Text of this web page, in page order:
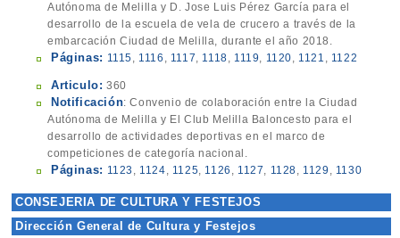
Autónoma de Melilla y D. Jose Luis Pérez García para el
desarrollo de la escuela de vela de crucero a través de la
embarcación Ciudad de Melilla, durante el año 2018.
Páginas: 1115, 1116 , 1117, 1118, 1119, 1120, 1121 , 1122
Articulo: 360
Notificación: Convenio de colaboración entre la Ciudad
Autónoma de Melilla y El Club Melilla Baloncesto para el
desarrollo de actividades deportivas en el marco de
competiciones de categoría nacional.
Páginas: 1123 , 1124, 1125, 1126 , 1127, 1128, 1129 , 1130
CONSEJERIA DE CULTURA Y FESTEJOS
Dirección General de Cultura y Festejos